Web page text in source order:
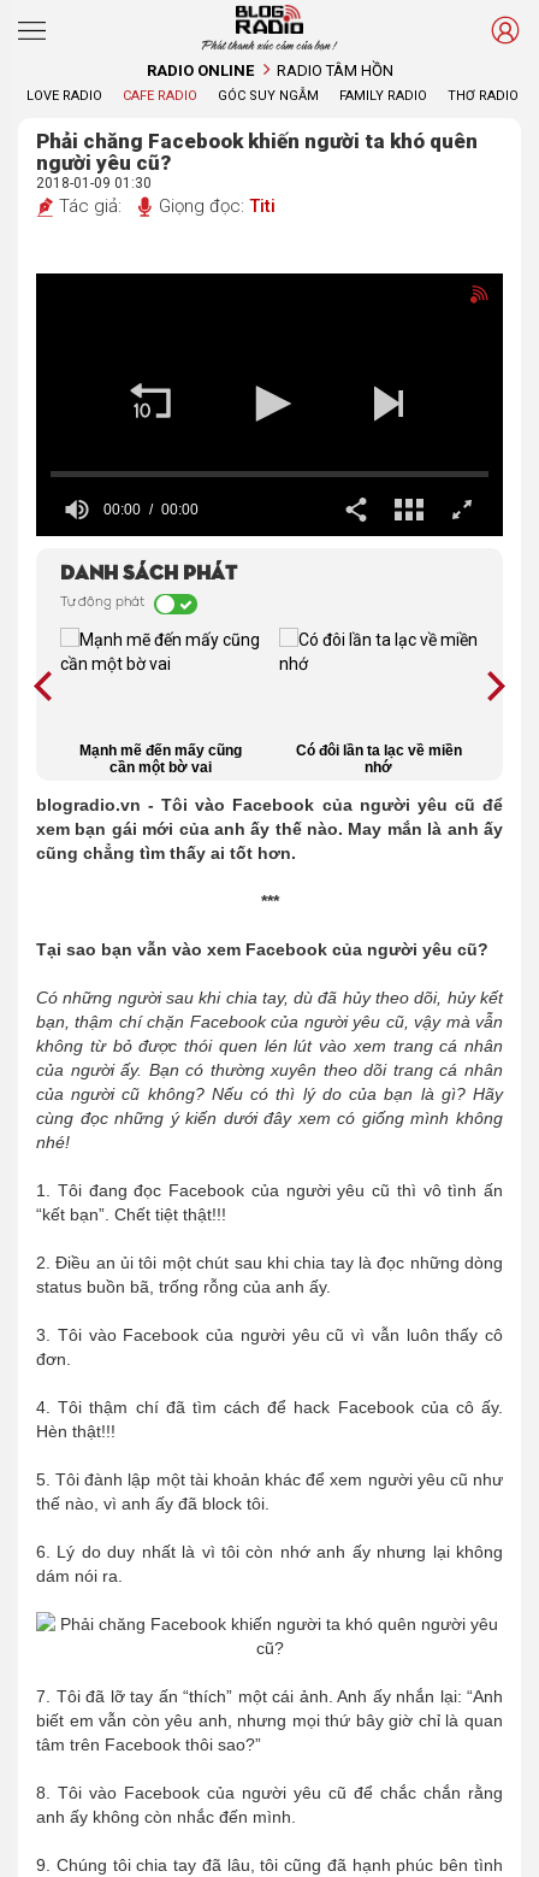
Phát thanh xúc cảm của bạn !
RADIO ONLINE RADIO TÂM HỒN
LOVE RADIO CAFE RADIO GÓC SUY NGẪM FAMILY RADIO THƠ RADIO
Phải chăng Facebook khiến người ta khó quên
người yêu cũ?
2018-01-09 01:30
Tác giả: Giọng đọc: Titi
00:00 00:00
Danh sách phát
Tự động phát
Mạnh mẽ đến mấy cũng
cần một bờ vai
Có đôi lần ta lạc về miền
nhớ
blogradio.vn - Tôi vào Facebook của người yêu cũ để
xem bạn gái mới của anh ấy thế nào. May mắn là anh ấy
cũng chẳng tìm thấy ai tốt hơn.
***
Tại sao bạn vẫn vào xem Facebook của người yêu cũ?
Có những người sau khi chia tay, dù đã hủy theo dõi, hủy kết
bạn, thậm chí chặn Facebook của người yêu cũ, vậy mà vẫn
không từ bỏ được thói quen lén lút vào xem trang cá nhân
của người ấy. Bạn có thường xuyên theo dõi trang cá nhân
của người cũ không? Nếu có thì lý do của bạn là gì? Hãy
cùng đọc những ý kiến dưới đây xem có giống mình không
nhé!
1. Tôi đang đọc Facebook của người yêu cũ thì vô tình ấn
“kết bạn”. Chết tiệt thật!!!
2. Điều an ủi tôi một chút sau khi chia tay là đọc những dòng
status buồn bã, trống rỗng của anh ấy.
3. Tôi vào Facebook của người yêu cũ vì vẫn luôn thấy cô
đơn.
4. Tôi thậm chí đã tìm cách để hack Facebook của cô ấy.
Hèn thật!!!
5. Tôi đành lập một tài khoản khác để xem người yêu cũ như
thế nào, vì anh ấy đã block tôi.
6. Lý do duy nhất là vì tôi còn nhớ anh ấy nhưng lại không
dám nói ra.
7. Tôi đã lỡ tay ấn “thích” một cái ảnh. Anh ấy nhắn lại: “Anh
biết em vẫn còn yêu anh, nhưng mọi thứ bây giờ chỉ là quan
tâm trên Facebook thôi sao?”
8. Tôi vào Facebook của người yêu cũ để chắc chắn rằng
anh ấy không còn nhắc đến mình.
9. Chúng tôi chia tay đã lâu, tôi cũng đã hạnh phúc bên tình